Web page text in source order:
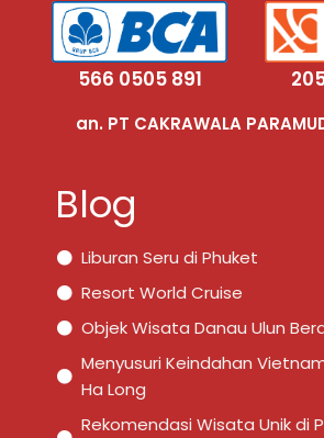
566 0505 891
an. PT CAKRAWALA
Blog
Liburan Seru di Phuket
Resort World Cruise
Objek Wisata Danau Ulun
Menyusuri Keindahan
Ha Long
Rekomendasi Wisata Unik di